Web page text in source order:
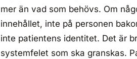
mer än vad som behövs. Om
innehållet, inte på personen
inte patientens identitet. Det är
systemfelet som ska granskas.